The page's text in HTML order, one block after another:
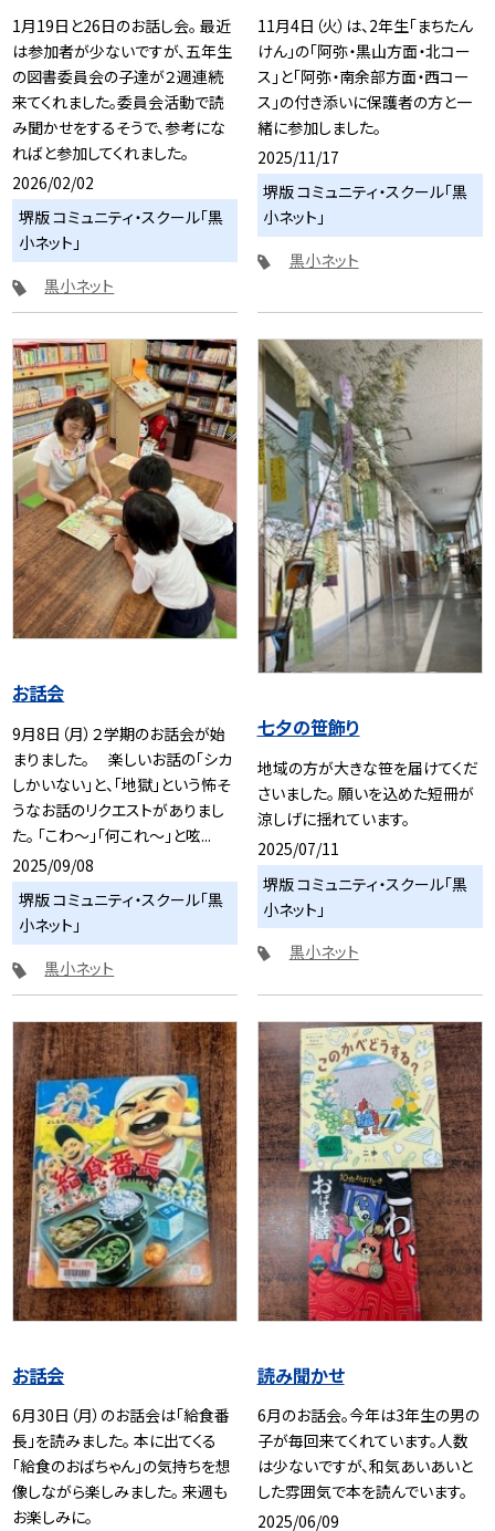
1月19日と26日のお話し会。 最近
は参加者が少ないですが、五年生
の図書委員会の子達が２週連続
来てくれました。委員会活動で読
み聞かせをするそうで、参考にな
ればと参加してくれました。
2026/02/02
堺版 コミュニティ・スクール「黒
小ネット」
黒小ネット
11月4日（火）は、2年生「まちたん
けん」の「阿弥・黒山方面・北コー
ス」と「阿弥・南余部方面・西コー
ス」の付き添いに保護者の方と一
緒に参加しました。
2025/11/17
堺版 コミュニティ・スクール「黒
小ネット」
黒小ネット
お話会
9月8日（月）２学期のお話会が始
まりました。 楽しいお話の「シカ
しかいない」と、「地獄」という怖そ
うなお話のリクエストがありまし
た。 「こわ〜」「何これ〜」と呟...
2025/09/08
堺版 コミュニティ・スクール「黒
小ネット」
黒小ネット
七夕の笹飾り
地域の方が大きな笹を届けてくだ
さいました。 願いを込めた短冊が
涼しげに揺れています。
2025/07/11
堺版 コミュニティ・スクール「黒
小ネット」
黒小ネット
お話会
6月30日（月）のお話会は「給食番
長」を読みました。 本に出てくる
「給食のおばちゃん」の気持ちを想
像しながら楽しみました。 来週も
お楽しみに。
読み聞かせ
6月のお話会。今年は3年生の男の
子が毎回来てくれています。人数
は少ないですが、和気あいあいと
した雰囲気で本を読んでいます。
2025/06/09